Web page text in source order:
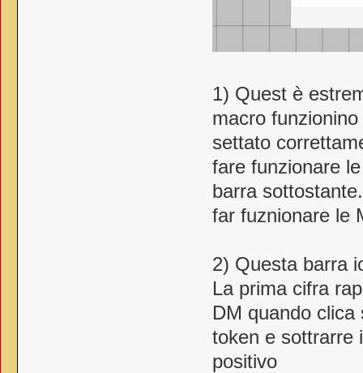
1) Quest è
macro
settato
fare funzionare
barra
far fuznionare le
2) Questa barra
La prima cifra
DM quando
token e sottrarre
positivo